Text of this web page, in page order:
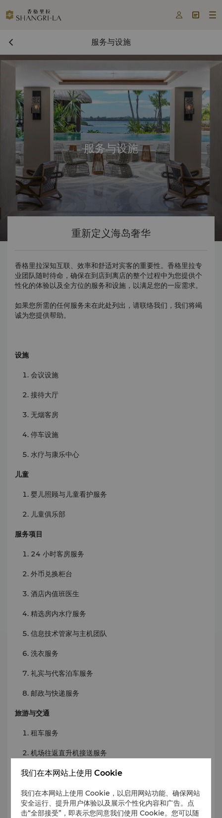
  
服务与设施
服务与设施
重新定义海岛奢华
香格里拉深知互联、效率和舒适对宾客的重要性。香格里拉专
业团队随时待命，确保在到店到离店的整个过程中为您提供个
性化的体验以及全方位的服务和设施，以满足您的一应需求。
如果您所需的任何服务未在此处列出，请联络我们，我们将竭
诚为您提供帮助。
设施
会议设施
接待大厅
无烟客房
停车设施
水疗与康乐中心
儿童
婴儿照顾与儿童看护服务
儿童俱乐部
服务项目
24 小时客房服务
外币兑换柜台
酒店内值班医生
精选房内水疗服务
信息技术管家与主机团队
洗衣服务
礼宾与代客泊车服务
邮政与快递服务
旅游与交通
租车服务
机场往返直升机接送服务
豪华轿车及 6 座车辆
旅行社/旅游咨询台
商店
我们在本网站上使用 Cookie
我们在本网站上使用 Cookie，以启用网站功能、确保网站
安全运行、提升用户体验以及展示个性化内容和广告。点
击“全部接受”，即表示您同意我们使用 Cookie。您可以随